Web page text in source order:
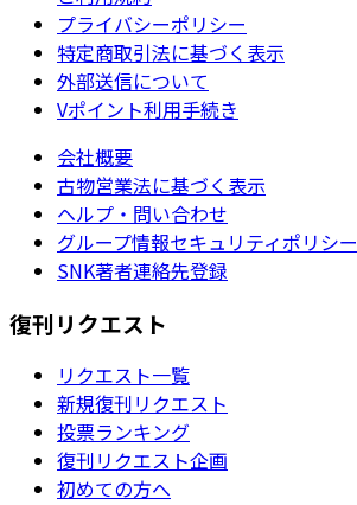
プライバシーポリシー
特定商取引法に基づく表示
外部送信について
Vポイント利用手続き
会社概要
古物営業法に基づく表示
ヘルプ・問い合わせ
グループ情報セキュリティポリシー
SNK著者連絡先登録
復刊リクエスト
リクエスト一覧
新規復刊リクエスト
投票ランキング
復刊リクエスト企画
初めての方へ